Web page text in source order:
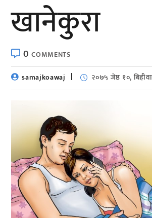
खानेकुरा
0COMMENTS
samajkoawaj
२०७५ जेष्ठ १०,